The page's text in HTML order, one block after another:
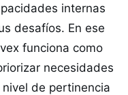
internas
desafíos. En ese
funciona como
necesidades
de pertinencia